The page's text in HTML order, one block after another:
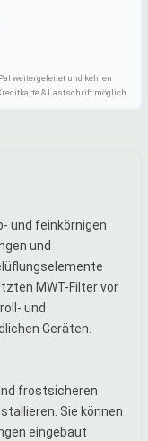
weitergeleitet und kehren
& Lastschrift möglich.
und feinkörnigen
und
MWT-Filter vor
und
Geräten.
frostsicheren
Sie können
eingebaut